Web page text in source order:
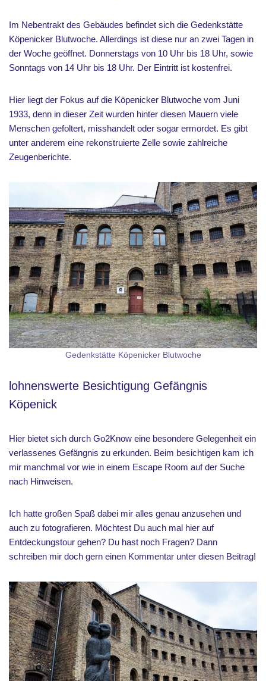
Im Nebentrakt des Gebäudes befindet sich die Gedenkstätte
Köpenicker Blutwoche. Allerdings ist diese nur an zwei Tagen in
der Woche geöffnet. Donnerstags von 10 Uhr bis 18 Uhr, sowie
Sonntags von 14 Uhr bis 18 Uhr. Der Eintritt ist kostenfrei.
Hier liegt der Fokus auf die Köpenicker Blutwoche vom Juni
1933, denn in dieser Zeit wurden hinter diesen Mauern viele
Menschen gefoltert, misshandelt oder sogar ermordet. Es gibt
unter anderem eine rekonstruierte Zelle sowie zahlreiche
Zeugenberichte.
Gedenkstätte Köpenicker Blutwoche
lohnenswerte Besichtigung Gefängnis
Köpenick
Hier bietet sich durch Go2Know eine besondere Gelegenheit ein
verlassenes Gefängnis zu erkunden. Beim besichtigen kam ich
mir manchmal vor wie in einem Escape Room auf der Suche
nach Hinweisen.
Ich hatte großen Spaß dabei mir alles genau anzusehen und
auch zu fotografieren. Möchtest Du auch mal hier auf
Entdeckungstour gehen? Du hast noch Fragen? Dann
schreiben mir doch gern einen Kommentar unter diesen Beitrag!